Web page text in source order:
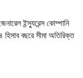
ইন্স্যুরেন্স কোম্পানি
বছরে সীমা অতিরিক্ত